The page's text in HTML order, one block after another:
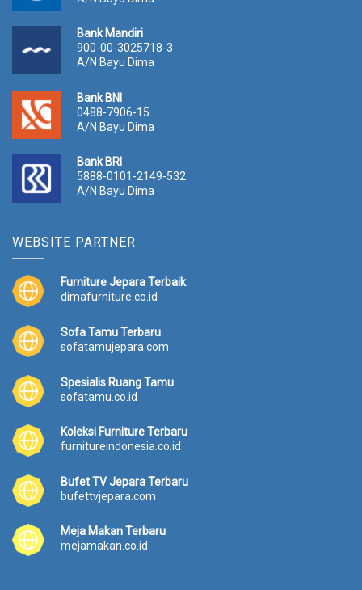
Bank Mandiri
900-00-3025718-3
A/N Bayu Dima
Bank BNI
0488-7906-15
A/N Bayu Dima
Bank BRI
5888-0101-2149-532
A/N Bayu Dima
WEBSITE PARTNER
Furniture Jepara Terbaik
dimafurniture.co.id
Sofa Tamu Terbaru
sofatamujepara.com
Spesialis Ruang Tamu
sofatamu.co.id
Koleksi Furniture Terbaru
furnitureindonesia.co.id
Bufet TV Jepara Terbaru
bufettvjepara.com
Meja Makan Terbaru
mejamakan.co.id